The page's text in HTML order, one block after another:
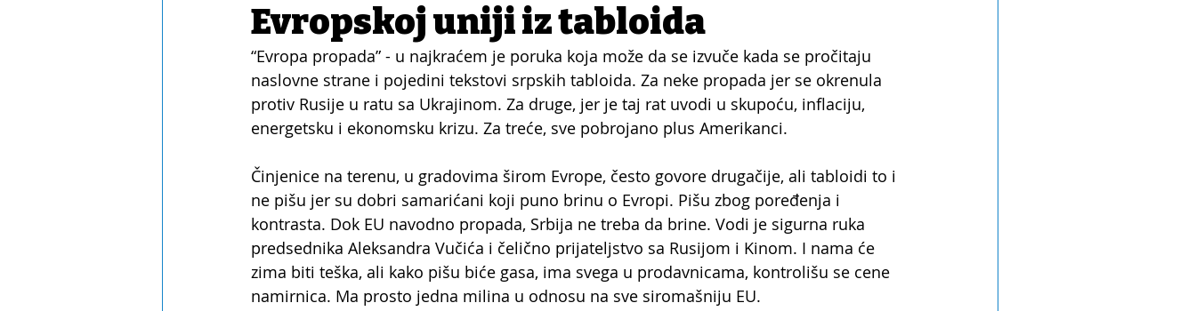
Evropskoj uniji iz tabloida
“Evropa propada” - u najkraćem je poruka koja može da se izvuče kada se pročitaju
naslovne strane i pojedini tekstovi srpskih tabloida. Za neke propada jer se okrenula
protiv Rusije u ratu sa Ukrajinom. Za druge, jer je taj rat uvodi u skupoću, inflaciju,
energetsku i ekonomsku krizu. Za treće, sve pobrojano plus Amerikanci.
Činjenice na terenu, u gradovima širom Evrope, često govore drugačije, ali tabloidi to i
ne pišu jer su dobri samarićani koji puno brinu o Evropi. Pišu zbog poređenja i
kontrasta. Dok EU navodno propada, Srbija ne treba da brine. Vodi je sigurna ruka
predsednika Aleksandra Vučića i čelično prijateljstvo sa Rusijom i Kinom. I nama će
zima biti teška, ali kako pišu biće gasa, ima svega u prodavnicama, kontrolišu se cene
namirnica. Ma prosto jedna milina u odnosu na sve siromašniju EU.